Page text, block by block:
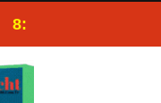
8:29